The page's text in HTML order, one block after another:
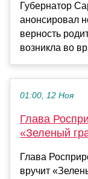
Губернатор
анонсировал
верность
возникла во
01:00, 12 Ноя
Глава
«Зеленый
Глава
вручит